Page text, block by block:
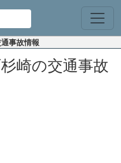
事故情報
崎の交通事故